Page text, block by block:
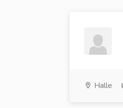
Halle